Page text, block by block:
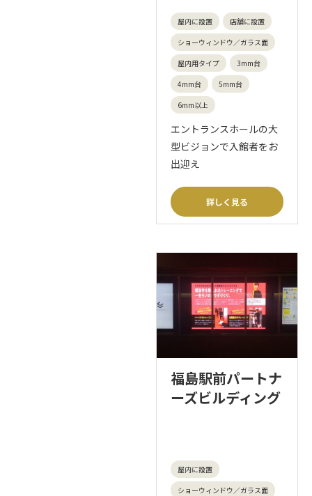
屋内に設置
店舗に設置
ショーウィンドウ／ガラス面
屋内用タイプ
3mm台
4mm台
5mm台
6mm以上
エントランスホールの大
型ビジョンで入館者をお
出迎え
詳しく見る
福島駅前パートナ
ーズビルディング
屋内に設置
ショーウィンドウ／ガラス面